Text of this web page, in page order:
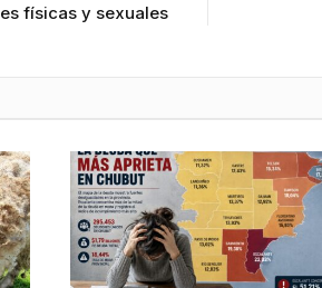
físicas y sexuales